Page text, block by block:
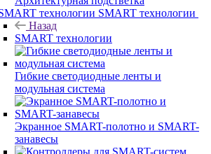
SMART технологии
Назад
SMART технологии
Гибкие светодиодные ленты и
модульная система
Экранное SMART-полотно и SMART-
занавесы